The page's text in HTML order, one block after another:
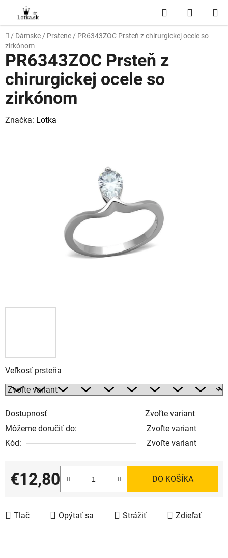
obsah
Hľadať
KOŠÍK
Domov
/ Dámske / Prstene / PR6343ZOC Prsteň z chirurgickej ocele so
zirkónom
Veľkosť prsteňa
Dostupnosť
Zvoľte variant
Môžeme doručiť do:
Zvoľte variant
Kód:
Zvoľte variant
€12,80
Jednotková cena:
DO KOŠÍKA
Tlač Opýtať sa Strážiť Zdieľať
PR6343ZOC Prsteň z
chirurgickej ocele so
zirkónom
Značka: Lotka